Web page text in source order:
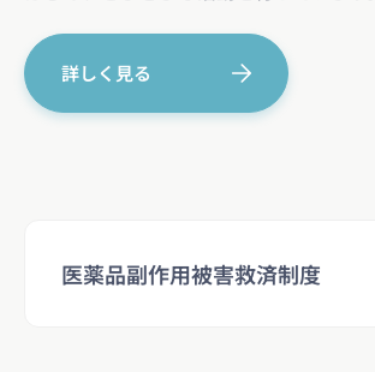
詳しく見る
医薬品副作用被害救済制度